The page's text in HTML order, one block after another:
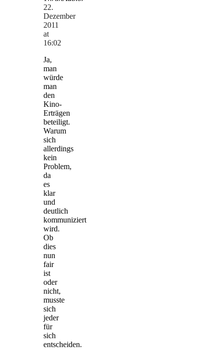
22.
Dezember
2011
at
16:02
Ja,
man
würde
man
den
Kino-
Erträgen
beteiligt.
Warum
sich
allerdings
kein
Problem,
da
es
klar
und
deutlich
kommuniziert
wird.
Ob
dies
nun
fair
ist
oder
nicht,
musste
sich
jeder
für
sich
entscheiden.